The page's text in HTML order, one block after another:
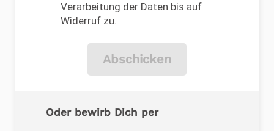
Verarbeitung der Daten bis auf
Widerruf zu.
Abschicken
Oder bewirb Dich per